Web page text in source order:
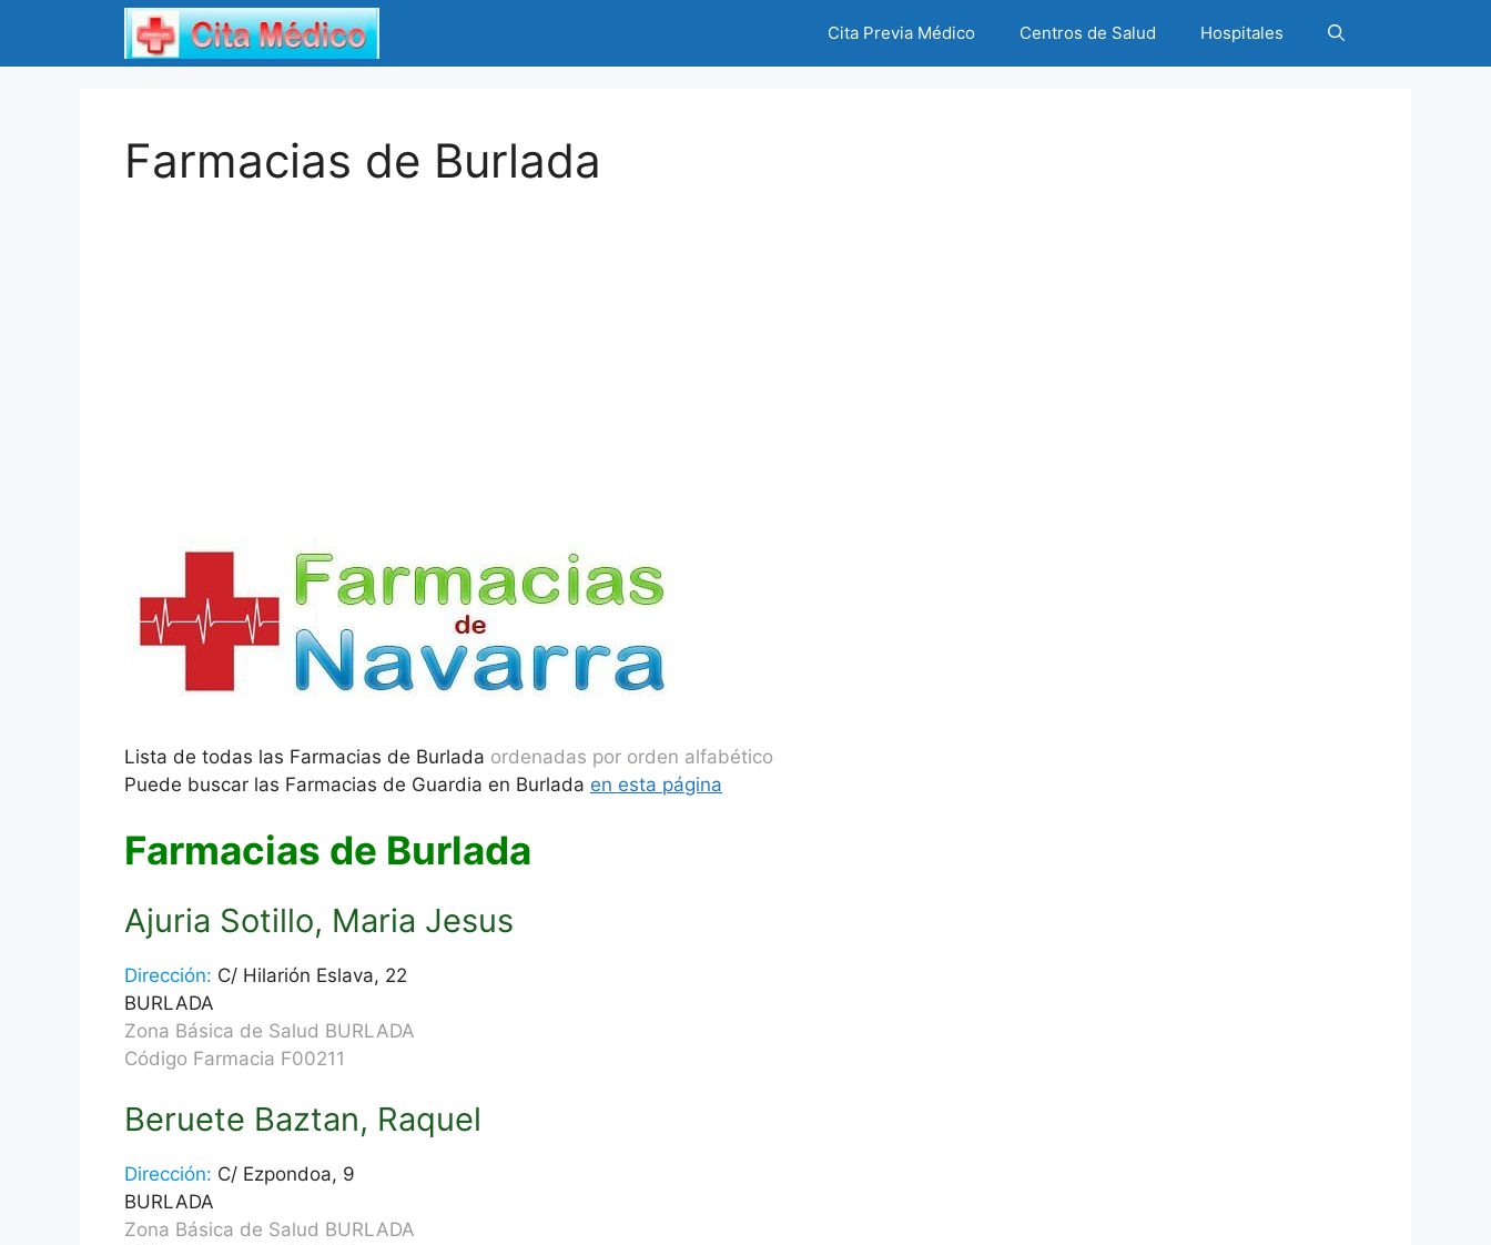
contenido
Cita Previa Médico Centros de Salud Hospitales
Farmacias de Burlada
Lista de todas las Farmacias de Burlada ordenadas por orden alfabético
Puede buscar las Farmacias de Guardia en Burlada en esta página
Farmacias de Burlada
Ajuria Sotillo, Maria Jesus
Dirección: C/ Hilarión Eslava, 22
BURLADA
Zona Básica de Salud BURLADA
Código Farmacia F00211
Beruete Baztan, Raquel
Dirección: C/ Ezpondoa, 9
BURLADA
Zona Básica de Salud BURLADA